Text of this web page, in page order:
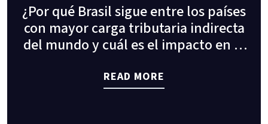
¿Por qué Brasil sigue entre los países
con mayor carga tributaria indirecta
del mundo y cuál es el impacto en el
READ MORE